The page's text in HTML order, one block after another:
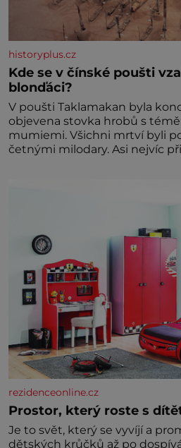
historyplus.cz
Kde se v čínské poušti
blonďáci?
V poušti Taklamakan byla
objevena stovka hrobů s
mumiemi. Všichni mrtví byli
četnými milodary. Asi nejvíc
dávných lidí nesmírně dobře
odborníci zdejším
rezidenceonline.cz
Prostor, který roste s
Je to svět, který se vyvíjí a
dětských krůčků až po